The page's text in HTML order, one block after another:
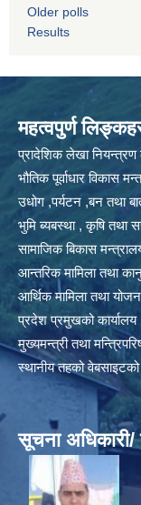
Older polls
Results
महत्वपुर्ण
प्रादेशिक लेखा नियन्त्रण
भौतिक पूर्वाधार विकास
उधोग ,पर्यटन ,बन तथा
भुमि ब्यबस्था , कृषि तथा
सामाजिक बिकास
आन्तरिक मामिला तथा
आर्थिक मामिला तथा
प्रदेश प्रमुखको कार्यालय
मुख्यमन्त्री तथा
स्थानीय तहको वेबसाइटको
सूचना अधिकारी/